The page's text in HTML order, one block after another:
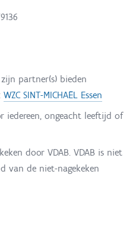
partner(s) bieden
WZC SINT-MICHAËL Essen
iedereen, ongeacht leeftijd of
door VDAB. VDAB is niet
van de niet-nagekeken